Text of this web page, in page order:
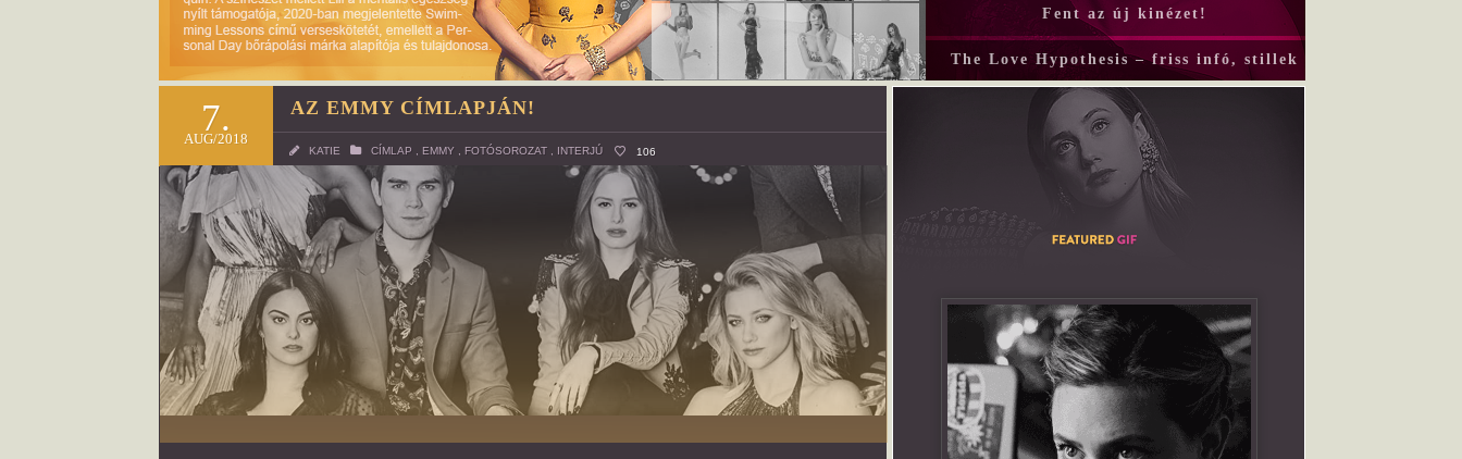
Fent az új kinézet!
The Love Hypothesis – friss infó, stillek
7.
AUG/2018
AZ EMMY CÍMLAPJÁN!
KATIE CÍMLAP EMMY FOTÓSOROZAT INTERJÚ 106